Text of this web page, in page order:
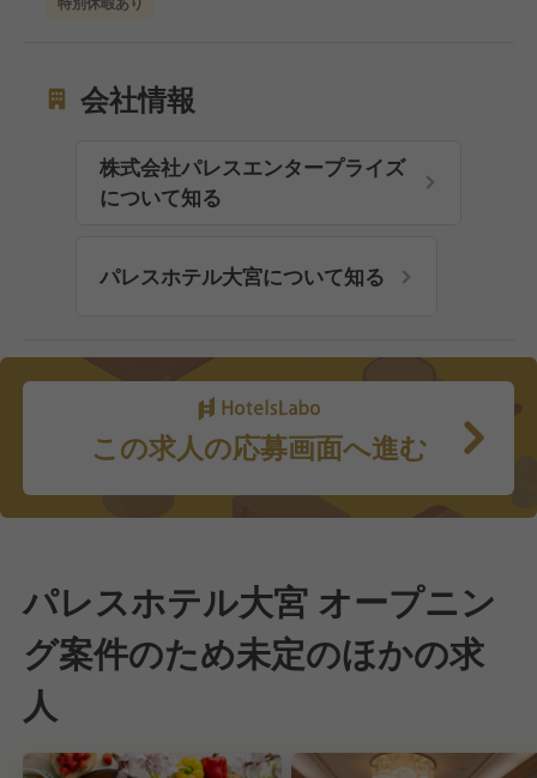
会社情報
株式会社パレスエンタープライズ
について知る
パレスホテル大宮について知る
この求人の応募画面へ進む
パレスホテル大宮 オープニン
グ案件のため未定のほかの求
人